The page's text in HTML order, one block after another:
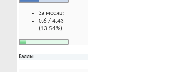
За месяц:
0.6 / 4.43
(13.54%)
Баллы